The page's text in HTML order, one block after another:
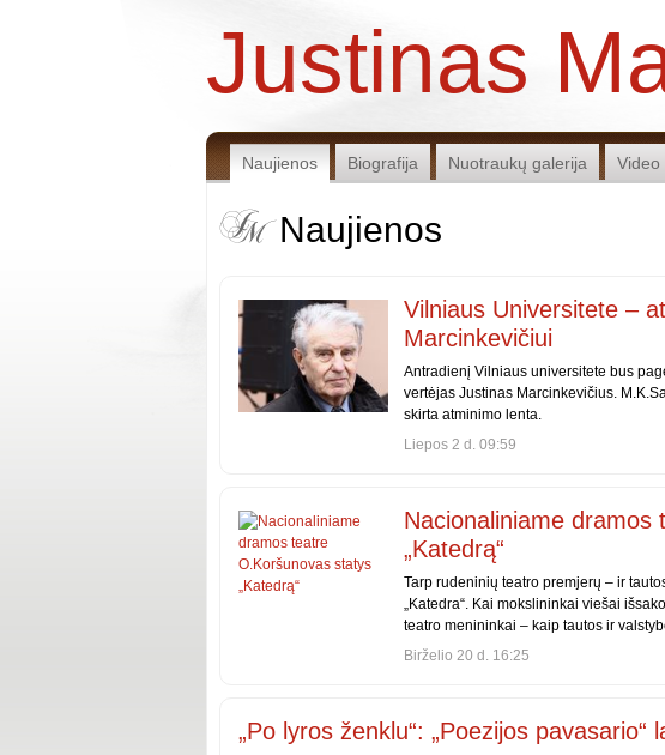
Justinas
Naujienos Biografija Nuotraukų galerija Video
Naujienos
Vilniaus Universitete –
Marcinkevičiui
Antradienį Vilniaus universitete bus
vertėjas Justinas Marcinkevičius.
skirta atminimo lenta.
Liepos 2 d. 09:59
Nacionaliniame
„Katedrą“
Tarp rudeninių teatro premjerų – ir
„Katedra“. Kai mokslininkai viešai
teatro menininkai – kaip tautos ir
Birželio 20 d. 16:25
„Po lyros ženklu“: „Poezijos pavasario“